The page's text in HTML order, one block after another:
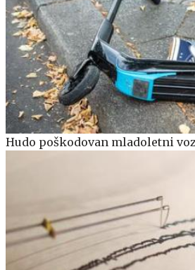
Hudo poškodovan mladoletni